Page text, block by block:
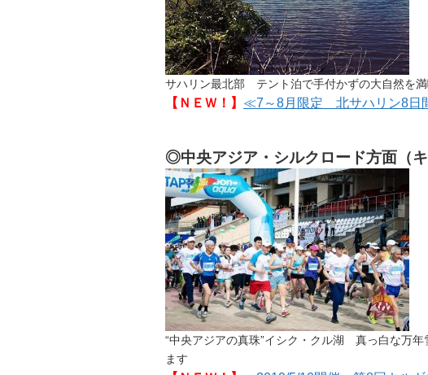
サハリン最北部 テント泊で手付かずの大自然を
【ＮＥＷ！】 ≪7～8月限定 北サハリン8日
◎中央アジア・シルクロード方面（キ
“中央アジアの真珠”イシク・クル湖 真っ白な万
ます